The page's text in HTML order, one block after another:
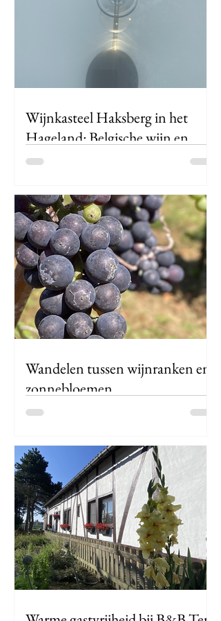
de geur van wildstoof. Een plek waar
ambacht en natuur elkaar ontmoeten
— en waar je de herfst niet alleen ziet,
maar echt proeft.
Wijnkasteel Haksberg in het
Hageland: Belgische wijn en
unieke oranje wijn
Winge. Proef Belgische wijnen, unieke
oranje wijn en geniet van een
wijnproeverij en rondleiding in het
Hageland.
Wandelen tussen wijnranken en
zonnebloemen
Op een warme, zonovergoten
wandelschoenen aan en wandel de
Houwaartse berg op met mijn lokale
gids. De zon...